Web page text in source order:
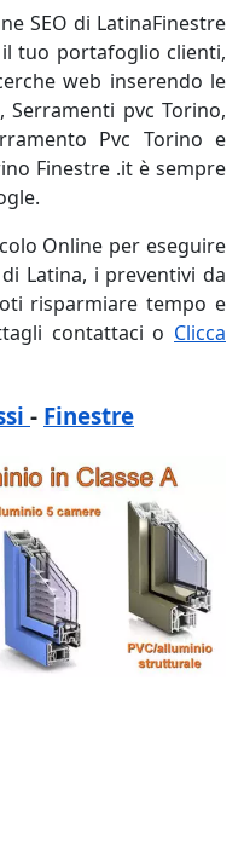
SEO di LatinaFinestre
tuo portafoglio clienti,
web inserendo le
Serramenti pvc Torino,
Pvc Torino e
Finestre .it è sempre
Online per eseguire
Latina, i preventivi da
risparmiare tempo e
contattaci o Clicca
- Finestre